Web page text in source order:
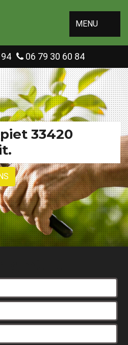
MENU
06 79 30 60 84
33420